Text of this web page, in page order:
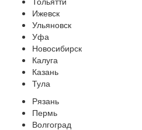
Ижевск
Ульяновск
Уфа
Новосибирск
Калуга
Казань
Тула
Рязань
Пермь
Волгоград